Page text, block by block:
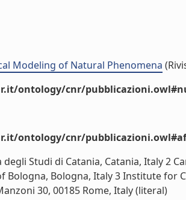
Modeling of Natural Phenomena
ontology/cnr/
ontology/cnr/
degli Studi di Catania, Catania, Italy 2
Bologna, Bologna, Italy 3 Institute for
30, 00185 Rome, Italy (literal)